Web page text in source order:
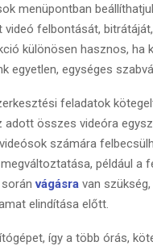
menüpontban
felbontását,
különösen hasznos, ha
egyetlen, egységes
feladatok
összes videóra
számára
például a
soránvágásra van
elindítása előtt.
így a több órás,